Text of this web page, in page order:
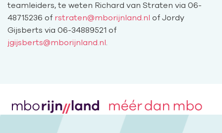
teamleiders, te weten Richard van Straten via 06-
48715236 of rstraten@mborijnland.nl of Jordy
Gijsberts via 06-34889521 of
jgijsberts@mborijnland.nl